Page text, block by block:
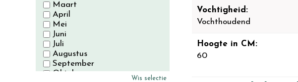
Vochtigheid:
Vochthoudend
Hoogte in CM:
60
Maart
April
Mei
Juni
Juli
Augustus
September
Oktober
Wis selectie